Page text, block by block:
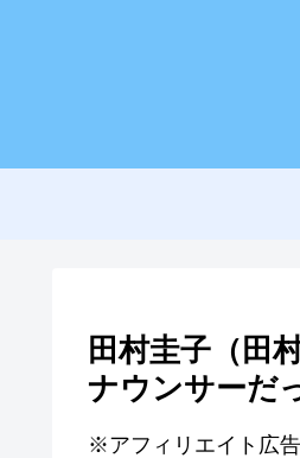
田村圭子（田
ナウンサーだ
※アフィリエイト広